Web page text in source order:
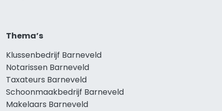
Thema’s
Klussenbedrijf Barneveld
Notarissen Barneveld
Taxateurs Barneveld
Schoonmaakbedrijf Barneveld
Makelaars Barneveld